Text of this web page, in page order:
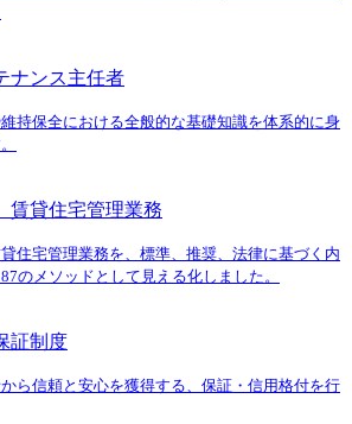
ナンス主任者
持保全における全般的な基礎知識を体系的に身
貸住宅管理業務
住宅管理業務を、標準、推奨、法律に基づく内
のメソッドとして見える化しました。
証制度
ら信頼と安心を獲得する、保証・信用格付を行